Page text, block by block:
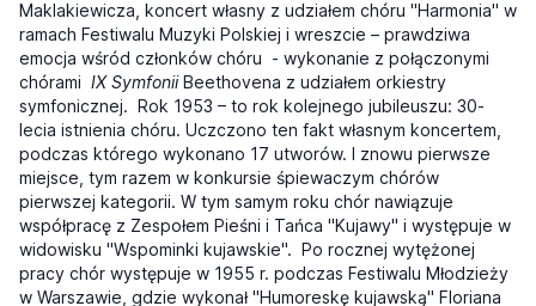
Maklakiewicza, koncert własny z udziałem chóru "Harmonia" w
ramach Festiwalu Muzyki Polskiej i wreszcie – prawdziwa
emocja wśród członków chóru - wykonanie z połączonymi
chórami IX SymfoniiBeethovena z udziałem orkiestry
symfonicznej. Rok 1953 – to rok kolejnego jubileuszu: 30-
lecia istnienia chóru. Uczczono ten fakt własnym koncertem,
podczas którego wykonano 17 utworów. I znowu pierwsze
miejsce, tym razem w konkursie śpiewaczym chórów
pierwszej kategorii. W tym samym roku chór nawiązuje
współpracę z Zespołem Pieśni i Tańca "Kujawy" i występuje w
widowisku "Wspominki kujawskie". Po rocznej wytężonej
pracy chór występuje w 1955 r. podczas Festiwalu Młodzieży
w Warszawie, gdzie wykonał "Humoreskę kujawską" Floriana